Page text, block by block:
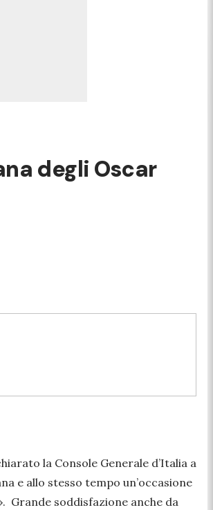
degli Oscar
la Console Generale d’Italia a
e allo stesso tempo un’occasione
Grande soddisfazione anche da